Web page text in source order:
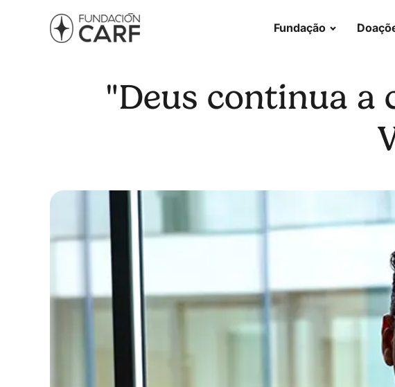
Fundação
"Deus continua a